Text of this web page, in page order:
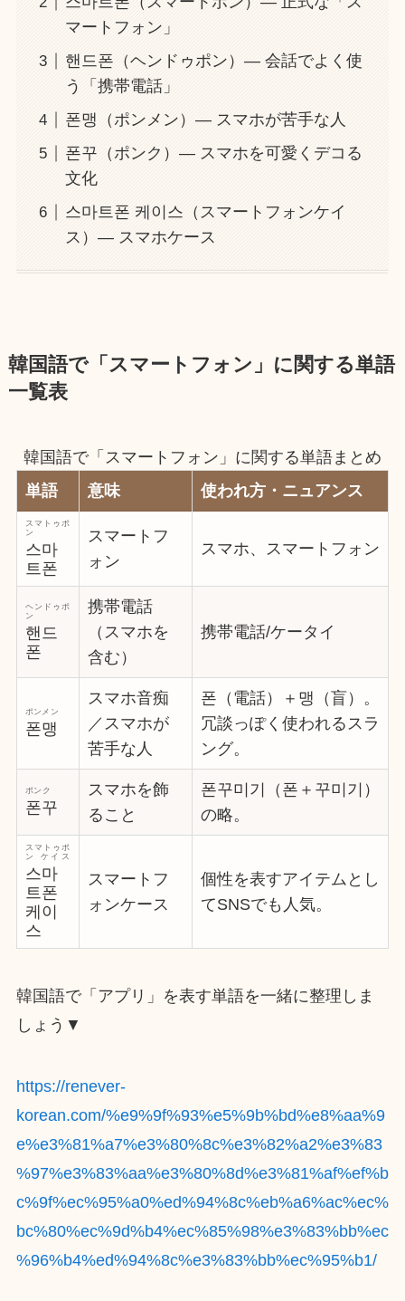
マートフォン」
핸드폰（ヘンドゥポン）― 会話でよく使
う「携帯電話」
폰맹（ポンメン）― スマホが苦手な人
폰꾸（ポンク）― スマホを可愛くデコる
文化
스마트폰 케이스（スマートフォンケイ
ス）― スマホケース
韓国語で「スマートフォン」に関する単語
一覧表
韓国語で「スマートフォン」に関する単語まとめ
単語
意味 使われ方・ニュアンス
스마
트폰
スマトゥポ
ン
スマートフ
ォン
スマホ、スマートフォン
핸드
폰
ヘンドゥポ
ン
携帯電話
（スマホを
含む）
携帯電話/ケータイ
폰맹
ポンメン
スマホ音痴
／スマホが
苦手な人
폰（電話）＋맹（盲）。
冗談っぽく使われるスラ
ング。
폰꾸
ポンク
スマホを飾
ること
폰꾸미기（폰＋꾸미기）
の略。
스마
트폰
케이
스
スマトゥポ
ン ケイス
スマートフ
ォンケース
個性を表すアイテムとし
てSNSでも人気。
韓国語で「アプリ」を表す単語を一緒に整理しま
しょう▼
https://renever-
korean.com/%e9%9f%93%e5%9b%bd%e8%aa%9
e%e3%81%a7%e3%80%8c%e3%82%a2%e3%83
%97%e3%83%aa%e3%80%8d%e3%81%af%ef%b
c%9f%ec%95%a0%ed%94%8c%eb%a6%ac%ec%
bc%80%ec%9d%b4%ec%85%98%e3%83%bb%ec
%96%b4%ed%94%8c%e3%83%bb%ec%95%b1/